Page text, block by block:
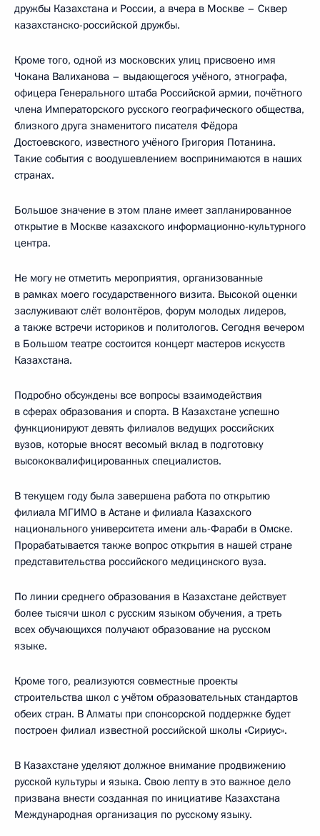
дружбы Казахстана и России, а вчера в Москве – Сквер
казахстанско-российской дружбы.
Кроме того, одной из московских улиц присвоено имя
Чокана Валиханова – выдающегося учёного, этнографа,
офицера Генерального штаба Российской армии, почётного
члена Императорского русского географического общества,
близкого друга знаменитого писателя Фёдора
Достоевского, известного учёного Григория Потанина.
Такие события с воодушевлением воспринимаются в наших
странах.
Большое значение в этом плане имеет запланированное
открытие в Москве казахского информационно-культурного
центра.
Не могу не отметить мероприятия, организованные
в рамках моего государственного визита. Высокой оценки
заслуживают слёт волонтёров, форум молодых лидеров,
а также встречи историков и политологов. Сегодня вечером
в Большом театре состоится концерт мастеров искусств
Казахстана.
Подробно обсуждены все вопросы взаимодействия
в сферах образования и спорта. В Казахстане успешно
функционируют девять филиалов ведущих российских
вузов, которые вносят весомый вклад в подготовку
высококвалифицированных специалистов.
В текущем году была завершена работа по открытию
филиала МГИМО в Астане и филиала Казахского
национального университета имени аль-Фараби в Омске.
Прорабатывается также вопрос открытия в нашей стране
представительства российского медицинского вуза.
По линии среднего образования в Казахстане действует
более тысячи школ с русским языком обучения, а треть
всех обучающихся получают образование на русском
языке.
Кроме того, реализуются совместные проекты
строительства школ с учётом образовательных стандартов
обеих стран. В Алматы при спонсорской поддержке будет
построен филиал известной российской школы «Сириус».
В Казахстане уделяют должное внимание продвижению
русской культуры и языка. Свою лепту в это важное дело
призвана внести созданная по инициативе Казахстана
Международная организация по русскому языку.